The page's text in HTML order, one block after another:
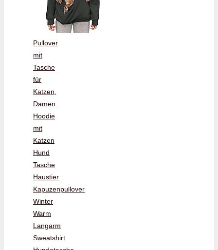
Pullover
mit
Tasche
für
Katzen,
Damen
Hoodie
mit
Katzen
Hund
Tasche
Haustier
Kapuzenpullover
Winter
Warm
Langarm
Sweatshirt